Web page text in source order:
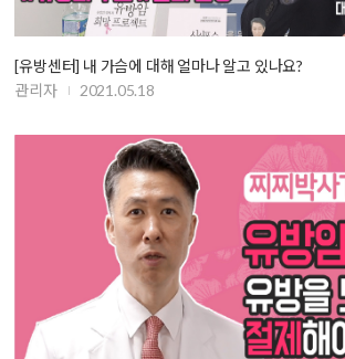
[유방센터] 내 가슴에 대해 얼마나 알고 있나요?
관리자
2021.05.18